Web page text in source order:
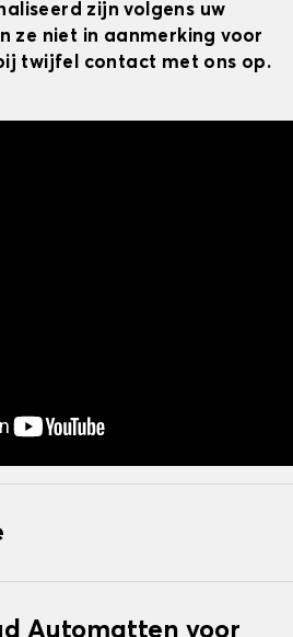
zijn volgens uw
ze niet in aanmerking voor
twijfel contact met ons op.
Automatten voor